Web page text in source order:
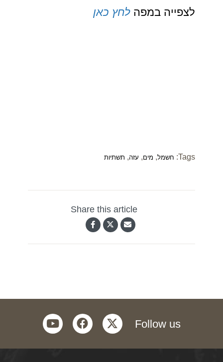
לצפייה במפה לחץ כאן
Tags: חשמל, מים, עזה, תשתיות
Share this article
Follow us
twitter
facebook
youtube